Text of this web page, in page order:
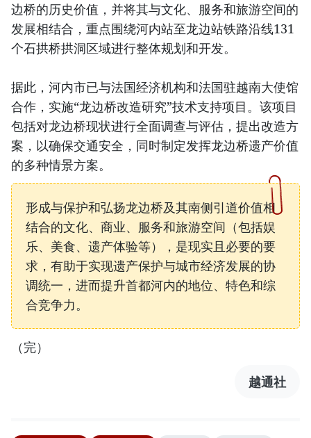
边桥的历史价值，并将其与文化、服务和旅游空间的
发展相结合，重点围绕河内站至龙边站铁路沿线131
个石拱桥拱洞区域进行整体规划和开发。
据此，河内市已与法国经济机构和法国驻越南大使馆
合作，实施“龙边桥改造研究”技术支持项目。该项目
包括对龙边桥现状进行全面调查与评估，提出改造方
案，以确保交通安全，同时制定发挥龙边桥遗产价值
的多种情景方案。
形成与保护和弘扬龙边桥及其南侧引道价值相
结合的文化、商业、服务和旅游空间（包括娱
乐、美食、遗产体验等），是现实且必要的要
求，有助于实现遗产保护与城市经济发展的协
调统一，进而提升首都河内的地位、特色和综
合竞争力。
（完）
越通社